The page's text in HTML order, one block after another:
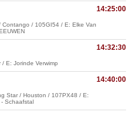
14:25:00
/ 105GI54 / E: Elke Van
14:32:30
E: Jorinde Verwimp
14:40:00
Star / Houston / 107PX48 / E:
Schaafstal